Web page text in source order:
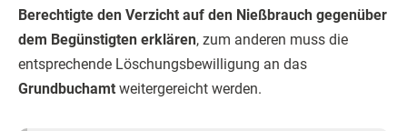
Berechtigte den Verzicht auf den Nießbrauch gegenüber
dem Begünstigten erklären, zum anderen muss die
entsprechende Löschungsbewilligung an das
Grundbuchamt weitergereicht werden.